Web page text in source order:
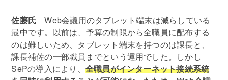
佐藤氏 Web会議用のタブレット端末は減らしている
最中です。以前は、予算の制限から全職員に配布する
のは難しいため、タブレット端末を持つのは課長と、
課長補佐の一部職員までという運用でした。しかし
SePの導入により、 全職員がインターネット接続系統